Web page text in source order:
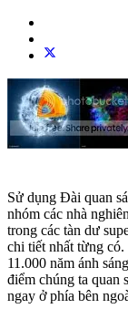
Sử dụng Đài quan
nhóm các nhà
trong các tàn dư
chi tiết nhất từng
11.000 năm ánh
điểm chúng ta quan
ngay ở phía bên